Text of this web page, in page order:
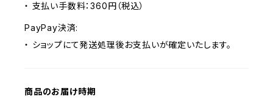
・ 支払い手数料：360円（税込）
PayPay決済:
・ ショップにて発送処理後お支払いが確定いたします。
商品のお届け時期